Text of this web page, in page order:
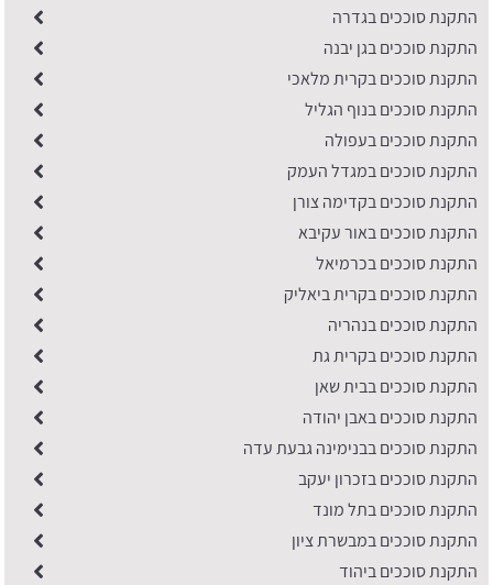
התקנת סוככים בגדרה
התקנת סוככים בגן יבנה
התקנת סוככים בקרית מלאכי
התקנת סוככים בנוף הגליל
התקנת סוככים בעפולה
התקנת סוככים במגדל העמק
התקנת סוככים בקדימה צורן
התקנת סוככים באור עקיבא
התקנת סוככים בכרמיאל
התקנת סוככים בקרית ביאליק
התקנת סוככים בנהריה
התקנת סוככים בקרית גת
התקנת סוככים בבית שאן
התקנת סוככים באבן יהודה
התקנת סוככים בבנימינה גבעת עדה
התקנת סוככים בזכרון יעקב
התקנת סוככים בתל מונד
התקנת סוככים במבשרת ציון
התקנת סוככים ביהוד